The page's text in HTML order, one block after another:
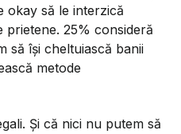
okay să le interzică
25% consideră
să își cheltuiască banii
metode
Și că nici nu putem să